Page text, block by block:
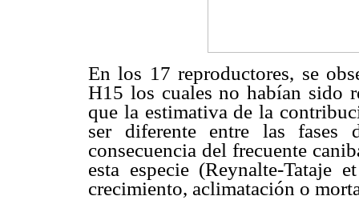
En los 17 reproductores, se
H15 los cuales no habían sido
que la estimativa de la
ser diferente entre las
consecuencia del frecuente
esta especie (Reynalte-Tataje
crecimiento, aclimatación o